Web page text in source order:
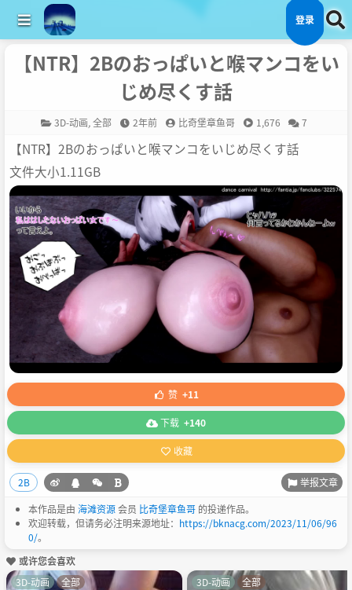
登录
【NTR】2Bのおっぱいと喉マンコをい
じめ尽くす話
3D-动画,全部 2年前 比奇堡章鱼哥 1,676 7
【NTR】2Bのおっぱいと喉マンコをいじめ尽くす話
文件大小1.11GB
赞 +11
下载 +140
收藏
2B 举报文章
本作品是由 海滩资源会员 比奇堡章鱼哥 的投递作品。
欢迎转载，但请务必注明来源地址： https://bknacg.com/2023/11/06/96
0/。
或许您会喜欢
3D-动画 全部 3D-动画 全部